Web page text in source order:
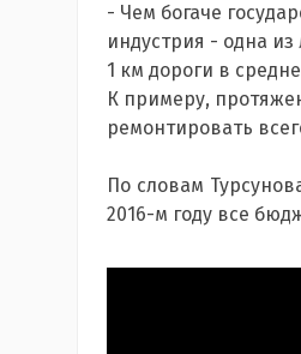
- Чем богаче
индустрия - одна
1 км дороги в
К примеру,
ремонтировать
По словам
2016-м году все